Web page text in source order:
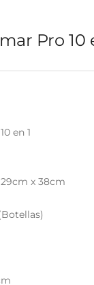
Pro 10
en 1
x 38cm